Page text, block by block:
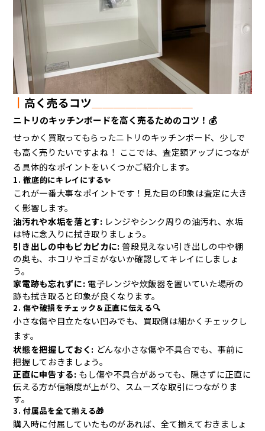
┃ 高く売るコツ
ニトリのキッチンボードを高く売るためのコツ！💰
せっかく買取ってもらったニトリのキッチンボード、少しで
も高く売りたいですよね！ ここでは、査定額アップにつなが
る具体的なポイントをいくつかご紹介します。
1. 徹底的にキレイにする✨
これが一番大事なポイントです！見た目の印象は査定に大き
く影響します。
油汚れや水垢を落とす: レンジやシンク周りの油汚れ、水垢
は特に念入りに拭き取りましょう。
引き出しの中もピカピカに:普段見えない引き出しの中や棚
の奥も、ホコリやゴミがないか確認してキレイにしましょ
う。
家電跡も忘れずに: 電子レンジや炊飯器を置いていた場所の
跡も拭き取ると印象が良くなります。
2. 傷や破損をチェック＆正直に伝える🔍
小さな傷や目立たない凹みでも、買取側は細かくチェックし
ます。
状態を把握しておく: どんな小さな傷や不具合でも、事前に
把握しておきましょう。
正直に申告する: もし傷や不具合があっても、隠さずに正直に
伝える方が信頼度が上がり、スムーズな取引につながりま
す。
3. 付属品を全て揃える🎁
購入時に付属していたものがあれば、全て揃えておきましょ